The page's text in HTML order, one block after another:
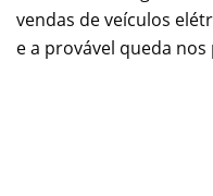
vendas de veículos
e a provável queda